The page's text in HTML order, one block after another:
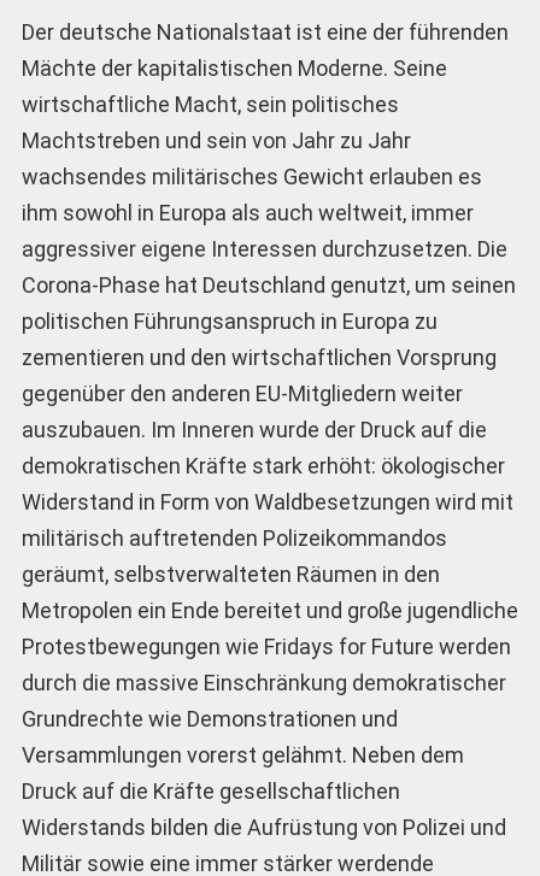
Der deutsche Nationalstaat ist eine der führenden
Mächte der kapitalistischen Moderne. Seine
wirtschaftliche Macht, sein politisches
Machtstreben und sein von Jahr zu Jahr
wachsendes militärisches Gewicht erlauben es
ihm sowohl in Europa als auch weltweit, immer
aggressiver eigene Interessen durchzusetzen. Die
Corona-Phase hat Deutschland genutzt, um seinen
politischen Führungsanspruch in Europa zu
zementieren und den wirtschaftlichen Vorsprung
gegenüber den anderen EU-Mitgliedern weiter
auszubauen. Im Inneren wurde der Druck auf die
demokratischen Kräfte stark erhöht: ökologischer
Widerstand in Form von Waldbesetzungen wird mit
militärisch auftretenden Polizeikommandos
geräumt, selbstverwalteten Räumen in den
Metropolen ein Ende bereitet und große jugendliche
Protestbewegungen wie Fridays for Future werden
durch die massive Einschränkung demokratischer
Grundrechte wie Demonstrationen und
Versammlungen vorerst gelähmt. Neben dem
Druck auf die Kräfte gesellschaftlichen
Widerstands bilden die Aufrüstung von Polizei und
Militär sowie eine immer stärker werdende